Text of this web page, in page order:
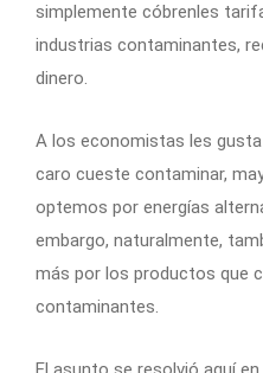
simplemente cóbrenles
industrias contaminantes,
dinero.
A los economistas les
caro cueste contaminar,
optemos por energías
embargo, naturalmente,
más por los productos que
contaminantes.